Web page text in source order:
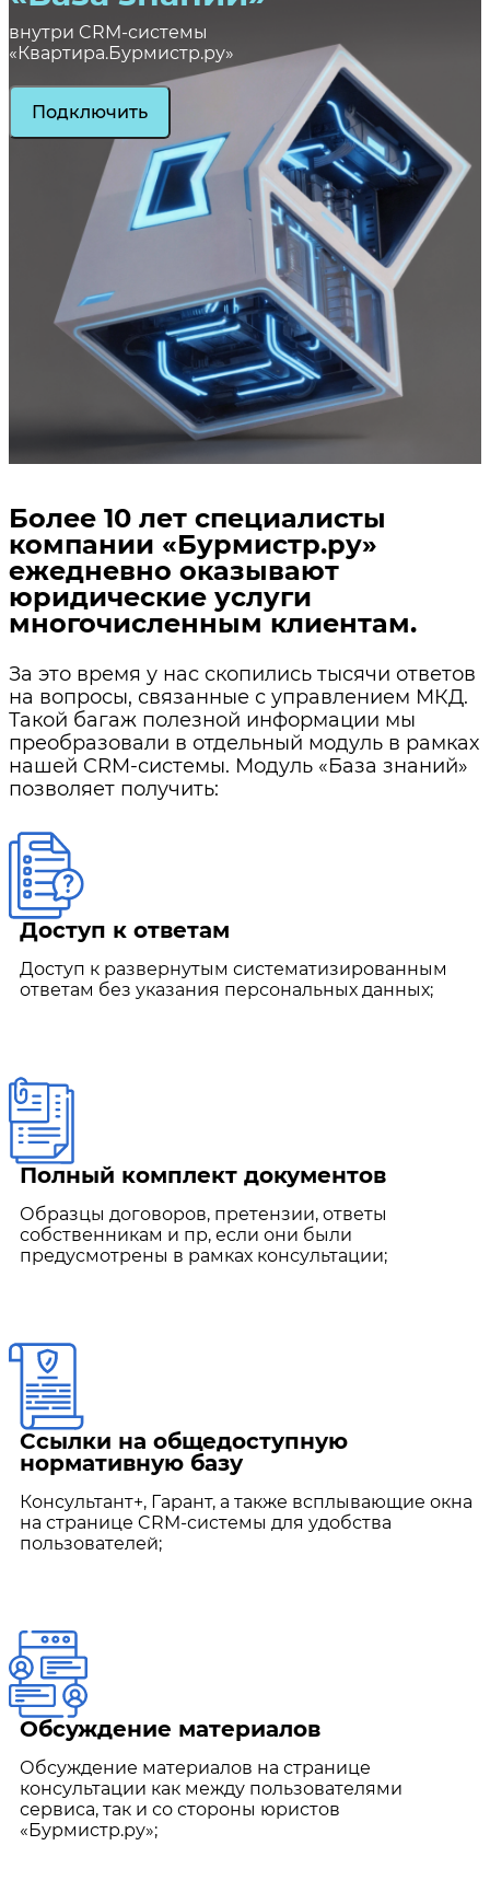
внутри CRM-системы
«Квартира.Бурмистр.ру»
Подключить
Более 10 лет специалисты
компании «Бурмистр.ру»
ежедневно оказывают
юридические услуги
многочисленным клиентам.
За это время у нас скопились тысячи ответов
на вопросы, связанные с управлением МКД.
Такой багаж полезной информации мы
преобразовали в отдельный модуль в рамках
нашей CRM-системы. Модуль «База знаний»
позволяет получить:
Доступ к ответам
Доступ к развернутым систематизированным
ответам без указания персональных данных;
Полный комплект документов
Образцы договоров, претензии, ответы
собственникам и пр, если они были
предусмотрены в рамках консультации;
Ссылки на общедоступную
нормативную базу
Консультант+, Гарант, а также всплывающие окна
на странице CRM-системы для удобства
пользователей;
Обсуждение материалов
Обсуждение материалов на странице
консультации как между пользователями
сервиса, так и со стороны юристов
«Бурмистр.ру»;